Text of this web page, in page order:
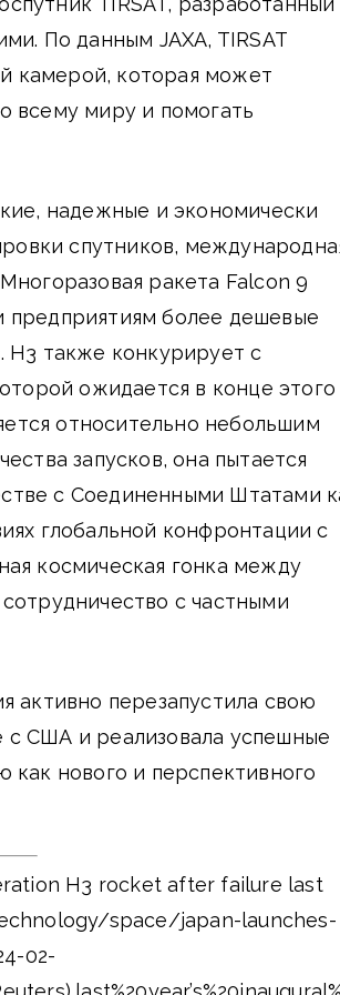
По данным JAXA, TIRSAT
камерой, которая может
всему миру и помогать
надежные и экономически
спутников,
ракета Falcon 9
предприятиям более дешевые
H3 также конкурирует с
ожидается в конце этого
относительно небольшим
запусков, она пытается
с Соединенными Штатами
глобальной конфронтации с
космическая гонка между
с частными
активно перезапустила свою
с США и реализовала успешные
как нового и перспективного
H3 rocket after failure last
space/japan-launches-
02-